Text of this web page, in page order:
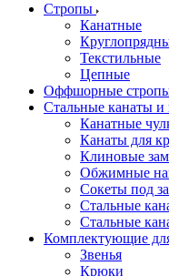
Стропы
Канатные
Текстильные
Цепные
Оффшорные
Стальные канаты
Канатные
Канаты для
Клиновые
Обжимные
Сокеты под
Стальные
Стальные
Комплектующие
Звенья
Крюки